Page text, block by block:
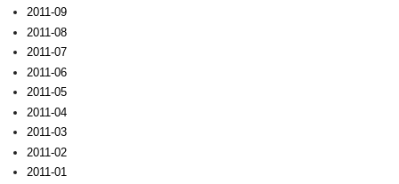
2011-09
2011-08
2011-07
2011-06
2011-05
2011-04
2011-03
2011-02
2011-01